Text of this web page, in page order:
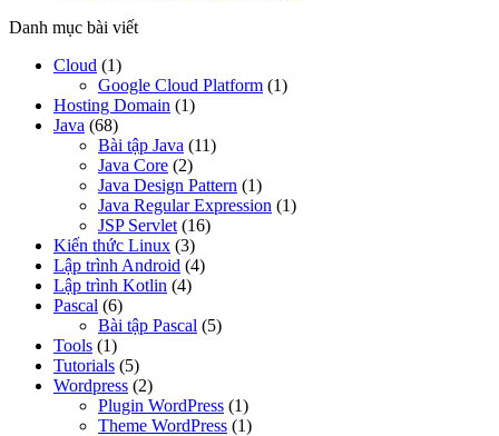
Danh mục bài viết
Cloud (1)
Google Cloud Platform (1)
Hosting Domain (1)
Java (68)
Bài tập Java (11)
Java Core (2)
Java Design Pattern (1)
Java Regular Expression (1)
JSP Servlet (16)
Kiến thức Linux (3)
Lập trình Android (4)
Lập trình Kotlin (4)
Pascal (6)
Bài tập Pascal (5)
Tools (1)
Tutorials (5)
Wordpress (2)
Plugin WordPress (1)
Theme WordPress (1)